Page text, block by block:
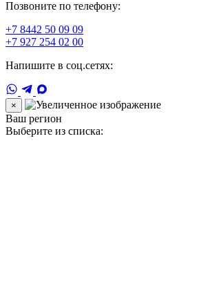
Позвоните по телефону:
+7 8442 50 09 09
+7 927 254 02 00
Напишите в соц.сетях:
×
Ваш регион
Выберите из списка: